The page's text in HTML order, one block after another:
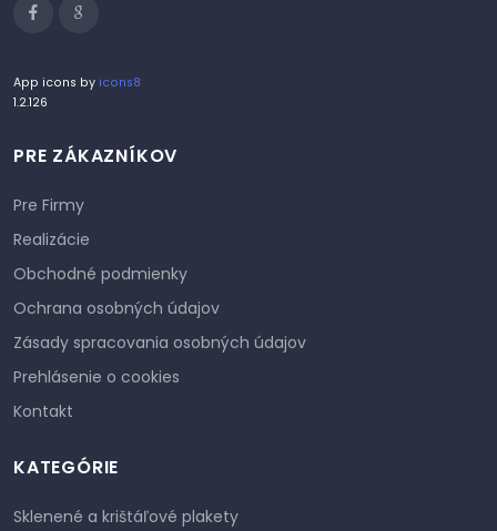
App icons by icons8
1.2.126
PRE ZÁKAZNÍKOV
Pre Firmy
Realizácie
Obchodné podmienky
Ochrana osobných údajov
Zásady spracovania osobných údajov
Prehlásenie o cookies
Kontakt
KATEGÓRIE
Sklenené a krištáľové plakety